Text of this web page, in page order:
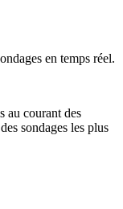
en temps réel.
au courant des
sondages les plus